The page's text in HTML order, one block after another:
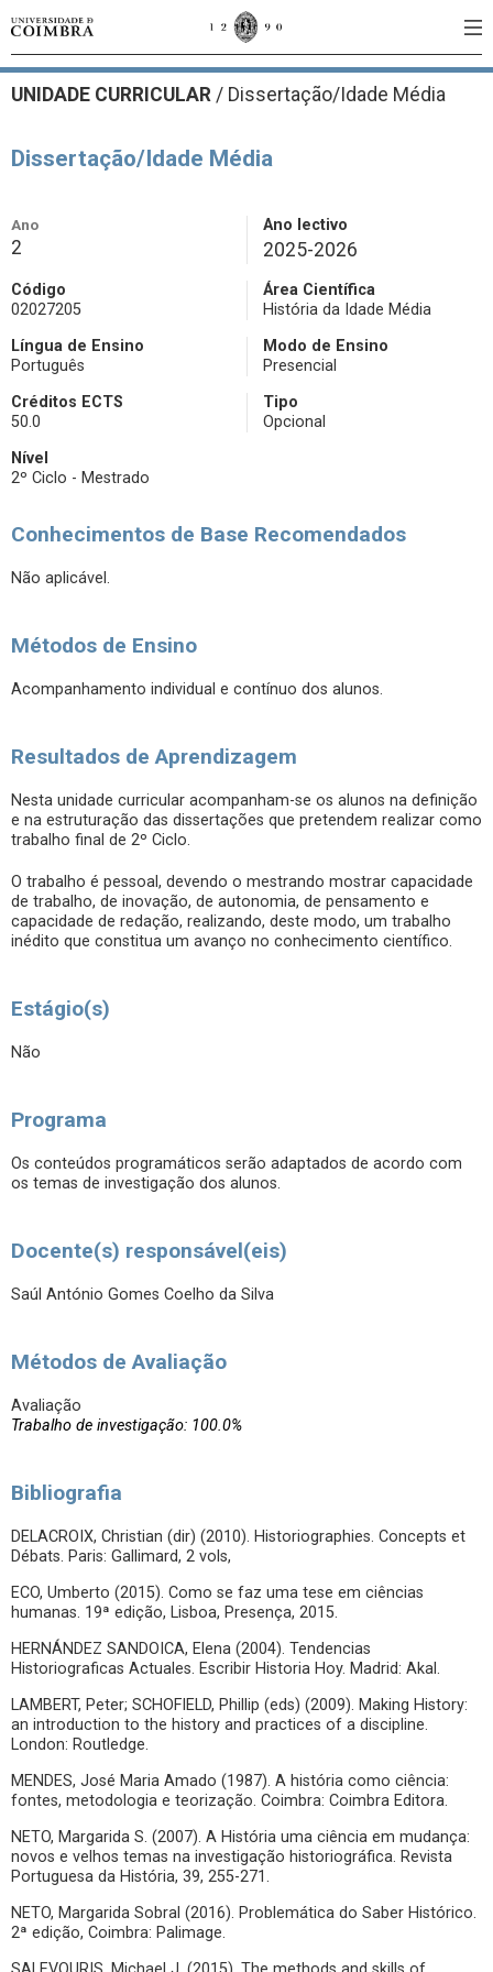
UNIDADE CURRICULAR / Dissertação/Idade Média
Dissertação/Idade Média
Ano
2
Ano lectivo
2025-2026
Código
02027205
Área Científica
História da Idade Média
Língua de Ensino
Português
Modo de Ensino
Presencial
Créditos ECTS
50.0
Tipo
Opcional
Nível
2º Ciclo - Mestrado
Conhecimentos de Base Recomendados
Não aplicável.
Métodos de Ensino
Acompanhamento individual e contínuo dos alunos.
Resultados de Aprendizagem
Nesta unidade curricular acompanham-se os alunos na definição
e na estruturação das dissertações que pretendem realizar como
trabalho final de 2º Ciclo.
O trabalho é pessoal, devendo o mestrando mostrar capacidade
de trabalho, de inovação, de autonomia, de pensamento e
capacidade de redação, realizando, deste modo, um trabalho
inédito que constitua um avanço no conhecimento científico.
Estágio(s)
Não
Programa
Os conteúdos programáticos serão adaptados de acordo com
os temas de investigação dos alunos.
Docente(s) responsável(eis)
Saúl António Gomes Coelho da Silva
Métodos de Avaliação
Avaliação
Trabalho de investigação: 100.0%
Bibliografia
DELACROIX, Christian (dir) (2010). Historiographies. Concepts et
Débats. Paris: Gallimard, 2 vols,
ECO, Umberto (2015). Como se faz uma tese em ciências
humanas. 19ª edição, Lisboa, Presença, 2015.
HERNÁNDEZ SANDOICA, Elena (2004). Tendencias
Historiograficas Actuales. Escribir Historia Hoy. Madrid: Akal.
LAMBERT, Peter; SCHOFIELD, Phillip (eds) (2009). Making History:
an introduction to the history and practices of a discipline.
London: Routledge.
MENDES, José Maria Amado (1987). A história como ciência:
fontes, metodologia e teorização. Coimbra: Coimbra Editora.
NETO, Margarida S. (2007). A História uma ciência em mudança:
novos e velhos temas na investigação historiográfica. Revista
Portuguesa da História, 39, 255-271.
NETO, Margarida Sobral (2016). Problemática do Saber Histórico.
2ª edição, Coimbra: Palimage.